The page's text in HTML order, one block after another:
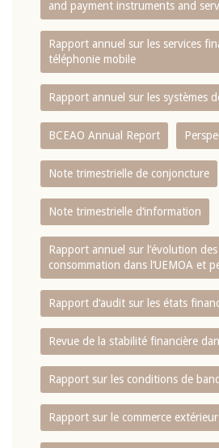
and payment instruments and
Rapport annuel sur les services
téléphonie mobile
Rapport annuel sur les systèmes
BCEAO Annual Report
Note trimestrielle de conjoncture
Note trimestrielle d‘information
Rapport annuel sur l‘évolution
consommation dans l‘UEMOA et
Rapport d‘audit sur les états
Revue de la stabilité financière
Rapport sur les conditions de
Rapport sur le commerce extérieur